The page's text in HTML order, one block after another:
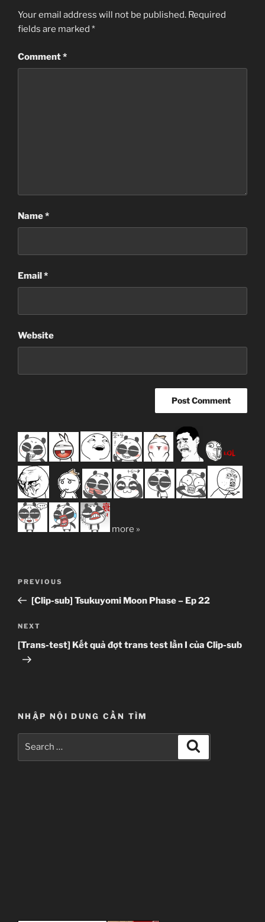
Your email address will not be published. Required
fields are marked *
Comment*
Name*
Email*
Website
more »
Previous
Post
PREVIOUS
[Clip-sub] Tsukuyomi Moon Phase – Ep 22
Next
Post
NEXT
[Trans-test] Kết quả đợt trans test lần I của Clip-sub
NHẬP NỘI DUNG CẦN TÌM